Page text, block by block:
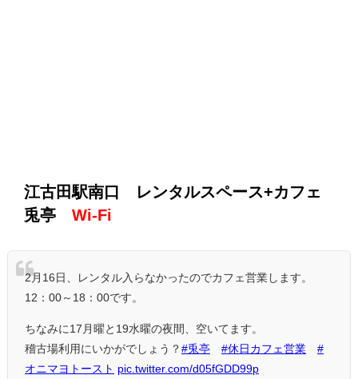
江古田駅南口 レンタルスペース+カフェ
兎亭 Wi-Fi
2月16日、レンタル入らなかったのでカフェ営業します。
12：00～18：00です。
ちなみに17月曜と19水曜の夜間、空いてます。
稽古場利用にいかがでしょう？ #兎亭 #休日カフェ営業
#
オニマヨトースト pic.twitter.com/d05fGDD99p